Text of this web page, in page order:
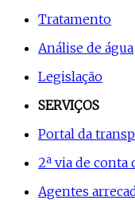
Tratamento
Análise de água
Legislação
SERVIÇOS
Portal da
2ª via de conta
Agentes